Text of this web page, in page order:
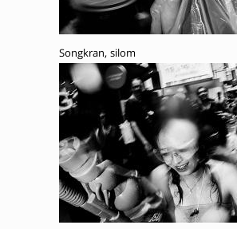
Songkran, silom